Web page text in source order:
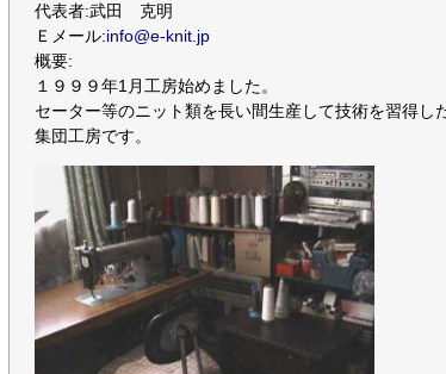
代表者:武田 克明
Ｅメール:info@e-knit.jp
概要:
１９９９年1月工房始めました。
セーター等のニット類を長い間生産して技術を習得し
集団工房です。